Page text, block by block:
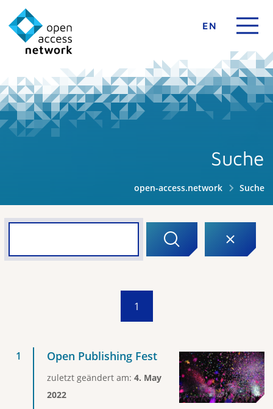
EN
Suche
open-access.network Suche
1
Open Publishing Fest
zuletzt geändert am: 4. May
2022